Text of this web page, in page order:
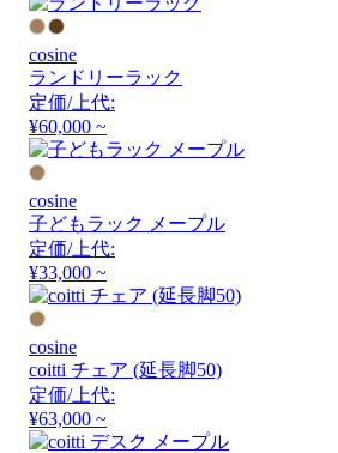
cosine
ランドリーラック
定価/上代:
¥60,000 ~
cosine
子どもラック メープル
定価/上代:
¥33,000 ~
cosine
coitti チェア (延長脚50)
定価/上代:
¥63,000 ~